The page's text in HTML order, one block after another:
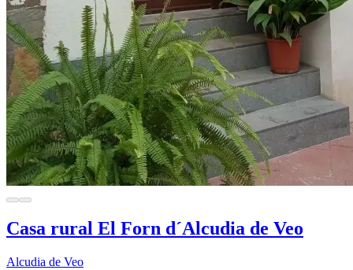
Casa rural El Forn d´Alcudia de Veo
Alcudia de Veo